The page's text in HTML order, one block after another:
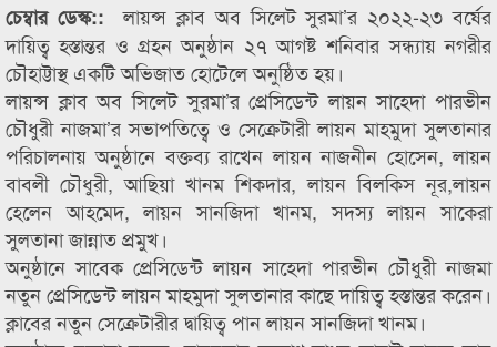
চেম্বার ডেস্ক::লায়ন্স ক্লাব অব সিলেট সুরমা’র ২০২২-২৩ বর্ষের
দায়িত্ব হস্তান্তর ও গ্রহন অনুষ্ঠান ২৭ আগষ্ট শনিবার সন্ধ্যায় নগরীর
চৌহাট্টাস্থ একটি অভিজাত হোটেলে অনুষ্ঠিত হয়।
লায়ন্স ক্লাব অব সিলেট সুরমা’র প্রেসিডেন্ট লায়ন সাহেদা পারভীন
চৌধুরী নাজমা’র সভাপতিত্বে ও সেক্রেটারী লায়ন মাহমুদা সুলতানার
পরিচালনায় অনুষ্ঠানে বক্তব্য রাখেন লায়ন নাজনীন হোসেন, লায়ন
বাবলী চৌধুরী, আছিয়া খানম শিকদার, লায়ন বিলকিস নূর,লায়ন
হেলেন আহমেদ, লায়ন সানজিদা খানম, সদস্য লায়ন সাকেরা
সুলতানা জান্নাত প্রমুখ।
অনুষ্ঠানে সাবেক প্রেসিডেন্ট লায়ন সাহেদা পারভীন চৌধুরী নাজমা
নতুন প্রেসিডেন্ট লায়ন মাহমুদা সুলতানার কাছে দায়িত্ব হস্তান্তর করেন।
ক্লাবের নতুন সেক্রেটারীর দ্বায়িত্ব পান লায়ন সানজিদা খানম।